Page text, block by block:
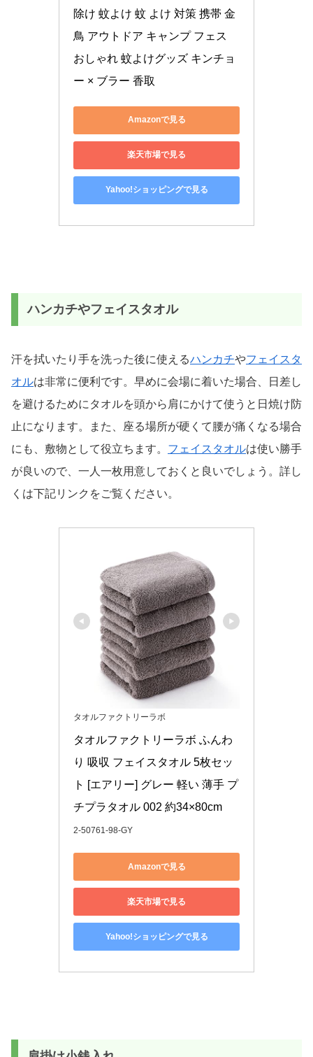
除け 蚊よけ 蚊 よけ 対策 携帯 金
鳥 アウトドア キャンプ フェス
おしゃれ 蚊よけグッズ キンチョ
ー × ブラー 香取
Amazonで見る
楽天市場で見る
Yahoo!ショッピングで見る
ハンカチやフェイスタオル
汗を拭いたり手を洗った後に使えるハンカチやフェイスタ
オルは非常に便利です。早めに会場に着いた場合、日差し
を避けるためにタオルを頭から肩にかけて使うと日焼け防
止になります。また、座る場所が硬くて腰が痛くなる場合
にも、敷物として役立ちます。 フェイスタオルは使い勝手
が良いので、一人一枚用意しておくと良いでしょう。詳し
くは下記リンクをご覧ください。
タオルファクトリーラボ
タオルファクトリーラボ ふんわ
り 吸収 フェイスタオル 5枚セッ
ト [エアリー] グレー 軽い 薄手 プ
チプラタオル 002 約34×80cm
2-50761-98-GY
Amazonで見る
楽天市場で見る
Yahoo!ショッピングで見る